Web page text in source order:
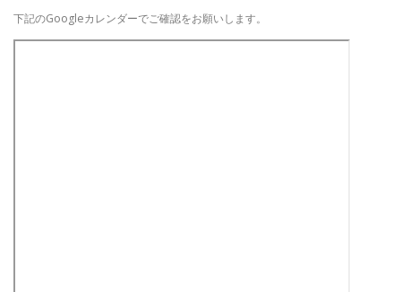
下記のGoogleカレンダーでご確認をお願いします。